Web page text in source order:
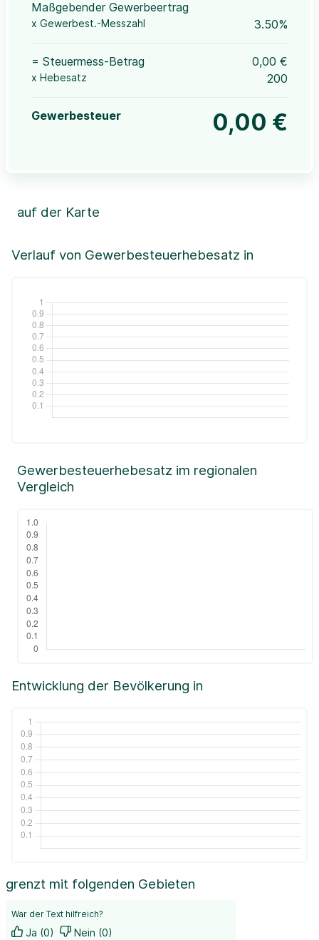
Maßgebender Gewerbeertrag
x Gewerbest.-Messzahl 3.50%
= Steuermess-Betrag 0,00 €
x Hebesatz 200
Gewerbesteuer 0,00 €
Verlauf von Gewerbesteuerhebesatz in
auf der Karte
+
Leaflet|©OpenStreetMap, ©CartoDB,
Entwicklung der Bevölkerung in
Gewerbesteuerhebesatz im regionalen
Vergleich
grenzt mit folgenden Gebieten
War der Text hilfreich?
Ja (0) Nein (0)